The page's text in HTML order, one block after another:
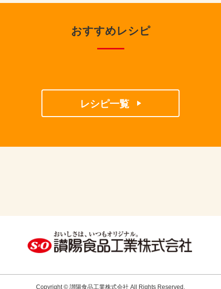
おすすめレシピ
レシピ一覧
Copyright © 讃陽食品工業株式会社 All Rights Reserved.